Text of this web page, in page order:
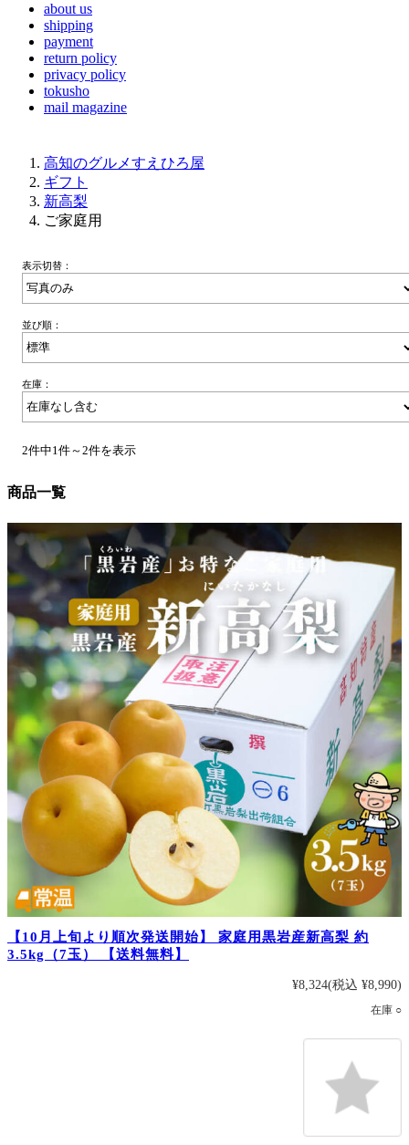
about us
shipping
payment
return policy
privacy policy
tokusho
mail magazine
高知のグルメすえひろ屋
ギフト
新高梨
ご家庭用
表示切替：
並び順：
在庫：
2件中1件～2件を表示
商品一覧
【10月上旬より順次発送開始】 家庭用黒岩産新高梨 約
3.5kg（7玉） 【送料無料】
¥8,324(税込 ¥8,990)
在庫 ○